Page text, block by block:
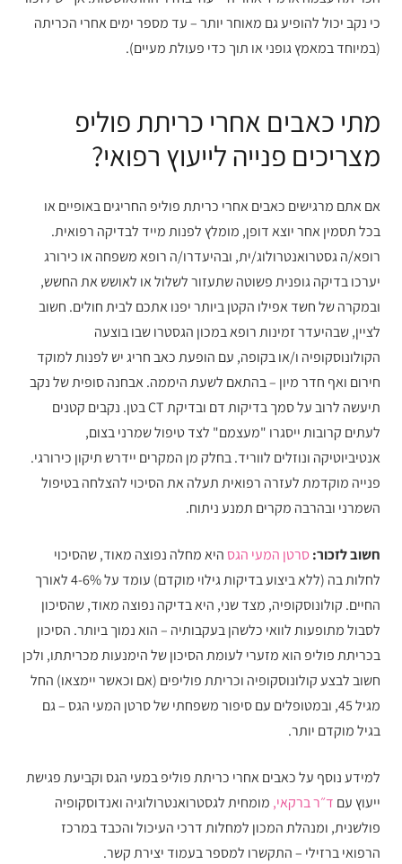
כי נקב יכול להופיע גם מאוחר יותר – עד מספר ימים אחרי הכריתה
(במיוחד במאמץ גופני או תוך כדי פעולת מעיים).
מתי כאבים אחרי כריתת פוליפ
מצריכים פנייה לייעוץ רפואי?
אם אתם מרגישים כאבים אחרי כריתת פוליפ החריגים באופיים או
בכל תסמין אחר יוצא דופן, מומלץ לפנות מייד לבדיקה רפואית.
רופא/ה גסטרואנטרולוג/ית, ובהיעדרו/ה רופא משפחה או כירורג
יערכו בדיקה גופנית פשוטה שתעזור לשלול או לאושש את החשש,
ובמקרה של חשד אפילו הקטן ביותר יפנו אתכם לבית חולים. חשוב
לציין, שבהיעדר זמינות רופא במכון הגסטרו שבו בוצעה
הקולונוסקופיה ו/או בקופה, עם הופעת כאב חריג יש לפנות למוקד
חירום ואף חדר מיון – בהתאם לשעת היממה. אבחנה סופית של נקב
תיעשה לרוב על סמך בדיקות דם ובדיקת CT בטן. נקבים קטנים
לעתים קרובות ייסגרו "מעצמם" לצד טיפול שמרני בצום,
אנטיביוטיקה ונוזלים לווריד. בחלק מן המקרים יידרש תיקון כירורגי.
פנייה מוקדמת לעזרה רפואית תעלה את הסיכוי להצלחה בטיפול
השמרני ובהרבה מקרים תמנע ניתוח.
חשוב לזכור:סרטן המעי הגסהיא מחלה נפוצה מאוד, שהסיכוי
לחלות בה (ללא ביצוע בדיקות גילוי מוקדם) עומד על 4-6% לאורך
החיים. קולונוסקופיה, מצד שני, היא בדיקה נפוצה מאוד, שהסיכון
לסבול מתופעות לוואי כלשהן בעקבותיה – הוא נמוך ביותר. הסיכון
בכריתת פוליפ הוא מזערי לעומת הסיכון של הימנעות מכריתתו, ולכן
חשוב לבצע קולונוסקופיה וכריתת פוליפים (אם וכאשר יימצאו) החל
מגיל 45, ובמטופלים עם סיפור משפחתי של סרטן המעי הגס – גם
בגיל מוקדם יותר.
למידע נוסף על כאבים אחרי כריתת פוליפ במעי הגס וקביעת פגישת
ייעוץ עם ד״ר ברקאי, מומחית לגסטרואנטרולוגיה ואנדוסקופיה
פולשנית, ומנהלת המכון למחלות דרכי העיכול והכבד במרכז
הרפואי ברזילי – התקשרו למספר בעמוד יצירת קשר.